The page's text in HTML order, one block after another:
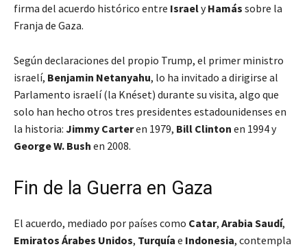
firma del acuerdo histórico entre IsraelyHamás sobre la
Franja de Gaza.
Según declaraciones del propio Trump, el primer ministro
israelí, Benjamin Netanyahu, lo ha invitado a dirigirse al
Parlamento israelí (la Knéset) durante su visita, algo que
solo han hecho otros tres presidentes estadounidenses en
la historia: Jimmy Carteren 1979, Bill Clinton en 1994 y
George W. Bush en 2008.
Fin de la Guerra en Gaza
El acuerdo, mediado por países como Catar, Arabia Saudí,
Emiratos Árabes Unidos, Turquía e Indonesia, contempla